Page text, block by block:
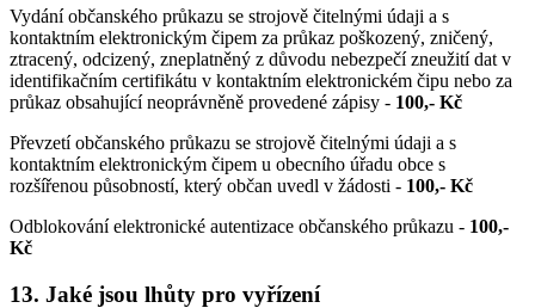
Vydání občanského průkazu se strojově čitelnými údaji a s
kontaktním elektronickým čipem za průkaz poškozený, zničený,
ztracený, odcizený, zneplatněný z důvodu nebezpečí zneužití dat v
identifikačním certifikátu v kontaktním elektronickém čipu nebo za
průkaz obsahující neoprávněně provedené zápisy - 100,- Kč
Převzetí občanského průkazu se strojově čitelnými údaji a s
kontaktním elektronickým čipem u obecního úřadu obce s
rozšířenou působností, který občan uvedl v žádosti - 100,- Kč
Odblokování elektronické autentizace občanského průkazu - 100,-
Kč
13. Jaké jsou lhůty pro vyřízení